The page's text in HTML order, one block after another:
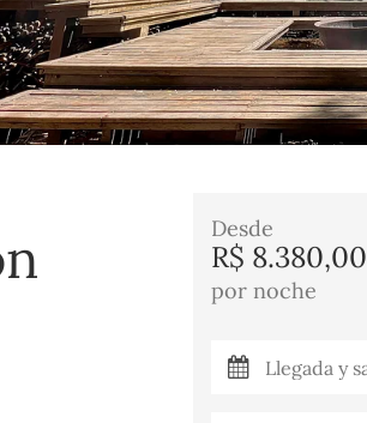
Desde
R$ 8.380,00
por noche